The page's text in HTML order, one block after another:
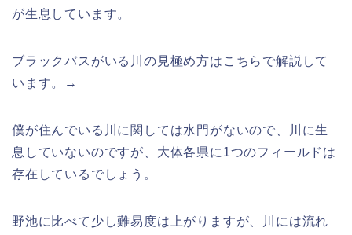
が生息しています。
ブラックバスがいる川の見極め方はこちらで解説して
います。→
僕が住んでいる川に関しては水門がないので、川に生
息していないのですが、大体各県に1つのフィールドは
存在しているでしょう。
野池に比べて少し難易度は上がりますが、川には流れ